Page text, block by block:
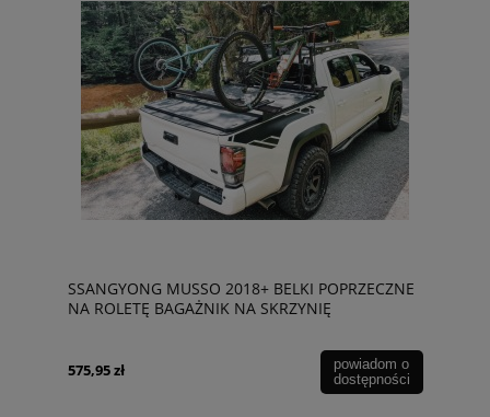
SSANGYONG MUSSO 2018+ BELKI POPRZECZNE
NA ROLETĘ BAGAŻNIK NA SKRZYNIĘ
575,95 zł
powiadom o
dostępności